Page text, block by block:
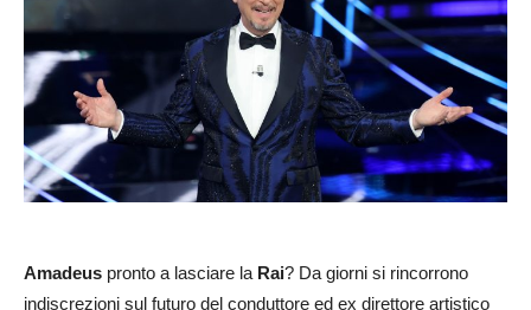
Amadeus pronto a lasciare la Rai? Da giorni si rincorrono
indiscrezioni sul futuro del conduttore ed ex direttore artistico